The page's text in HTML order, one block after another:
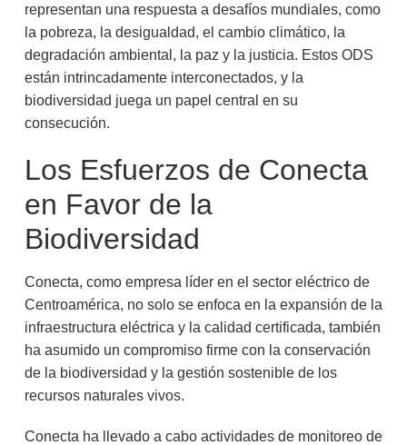
representan una respuesta a desafíos mundiales, como
la pobreza, la desigualdad, el cambio climático, la
degradación ambiental, la paz y la justicia. Estos ODS
están intrincadamente interconectados, y la
biodiversidad juega un papel central en su
consecución.
Los Esfuerzos de Conecta
en Favor de la
Biodiversidad
Conecta, como empresa líder en el sector eléctrico de
Centroamérica, no solo se enfoca en la expansión de la
infraestructura eléctrica y la calidad certificada, también
ha asumido un compromiso firme con la conservación
de la biodiversidad y la gestión sostenible de los
recursos naturales vivos.
Conecta ha llevado a cabo actividades de monitoreo de